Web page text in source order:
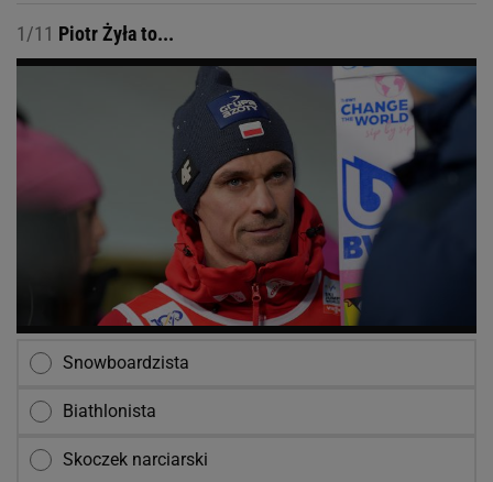
1/11 Piotr Żyła to...
Snowboardzista
Biathlonista
Skoczek narciarski